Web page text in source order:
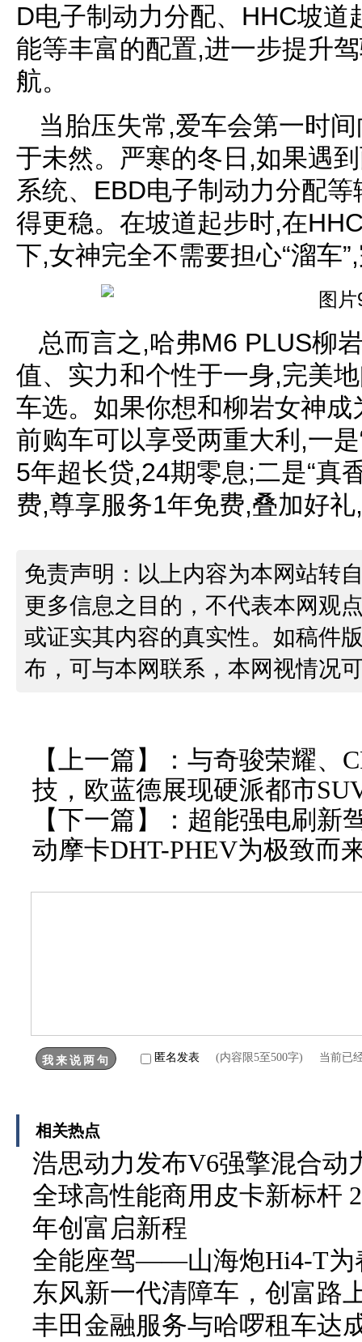
D电子制动力分配、HHC坡
能等丰富的配置,进一步提升
航。
当胎压失常,爱车会第一时
于未然。严寒的冬日,如果遇
系统、EBD电子制动力分配
得更稳。在坡道起步时,在
下,女神完全不需要担心“溜车
总而言之,哈弗M6 PLUS柳
值、实力和个性于一身,完美
车选。如果你想和柳岩女神成
前购车可以享受两重大利,一
5年超长贷,24期零息;二是“真
费,尊享服务1年免费,叠加好
免责声明：以上内容为本网站转
更多信息之目的，不代表本网观
或证实其内容的真实性。如稿件
布，可与本网联系，本网视情况
【上一篇】： 与奇骏荣耀、
技，欧蓝德展现硬派都市
【下一篇】： 超能强电刷新
动摩卡DHT-PHEV为极致而
匿名发表 (内容限5至500字) 当前已
相关热点
浩思动力发布V6强擎混合动
全球高性能商用皮卡新标杆
年创富启新程
全能座驾——山海炮Hi4-T为
东风新一代清障车，创富路
丰田金融服务与哈啰租车达